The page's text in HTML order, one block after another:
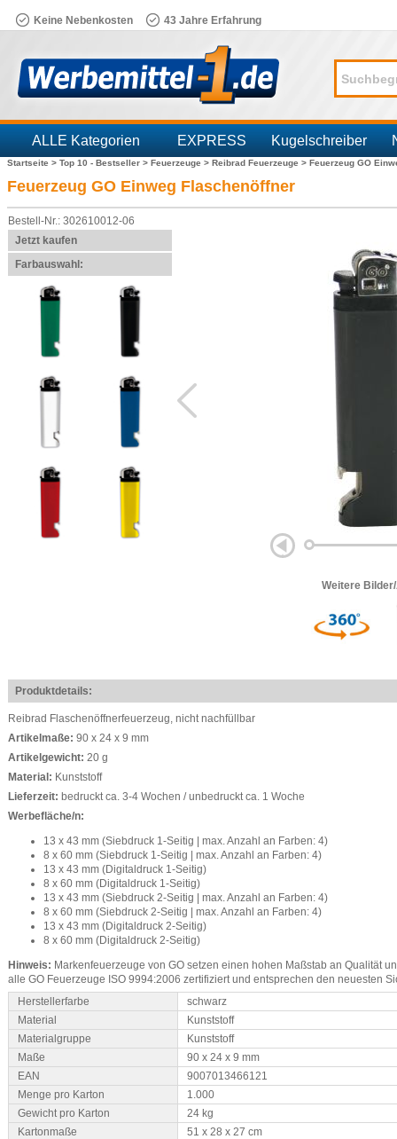
Keine Nebenkosten 43 Jahre Erfahrung
ALLE Kategorien EXPRESS Kugelschreiber
Startseite > Top 10 - Bestseller > Feuerzeuge > Reibrad Feuerzeuge > Feuerzeug GO
Feuerzeug GO Einweg Flaschenöffner
Bestell-Nr.: 302610012-06
Jetzt kaufen
Farbauswahl:
Weitere
Produktdetails:
Reibrad Flaschenöffnerfeuerzeug, nicht nachfüllbar
Artikelmaße: 90 x 24 x 9 mm
Artikelgewicht: 20 g
Material: Kunststoff
Lieferzeit: bedruckt ca. 3-4 Wochen / unbedruckt ca. 1 Woche
Werbefläche/n:
13 x 43 mm (Siebdruck 1-Seitig | max. Anzahl an Farben: 4)
8 x 60 mm (Siebdruck 1-Seitig | max. Anzahl an Farben: 4)
13 x 43 mm (Digitaldruck 1-Seitig)
8 x 60 mm (Digitaldruck 1-Seitig)
13 x 43 mm (Siebdruck 2-Seitig | max. Anzahl an Farben: 4)
8 x 60 mm (Siebdruck 2-Seitig | max. Anzahl an Farben: 4)
13 x 43 mm (Digitaldruck 2-Seitig)
8 x 60 mm (Digitaldruck 2-Seitig)
Hinweis: Markenfeuerzeuge von GO setzen einen hohen Maßstab an Qualität
alle GO Feuerzeuge ISO 9994:2006 zertifiziert und entsprechen den neuesten
Herstellerfarbe
schwarz
Material
Kunststoff
Materialgruppe
Kunststoff
Maße
90 x 24 x 9 mm
EAN
9007013466121
Menge pro Karton
1.000
Gewicht pro Karton
24 kg
Kartonmaße
51 x 28 x 27 cm